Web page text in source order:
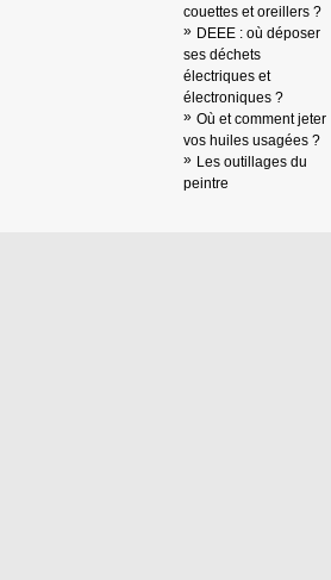
couettes et oreillers ?
DEEE : où déposer
ses déchets
électriques et
électroniques ?
Où et comment jeter
vos huiles usagées ?
Les outillages du
peintre